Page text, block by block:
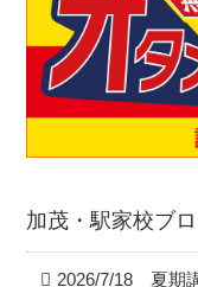
加茂・駅家校ブ
2026/7/18 夏期